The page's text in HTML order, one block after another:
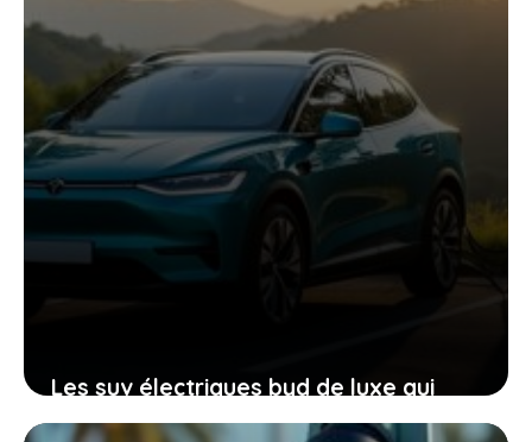
Les suv électriques byd de luxe qui
passionnent déjà des milliers